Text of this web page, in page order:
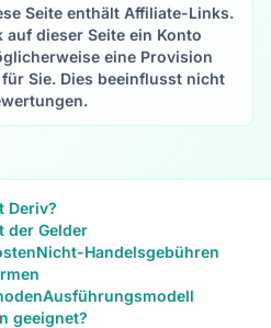
Seite enthält Affiliate-Links.
auf dieser Seite ein Konto
eine Provision
Sie. Dies beeinflusst nicht
Deriv?
der Gelder
Nicht-Handelsgebühren
Ausführungsmodell
geeignet?